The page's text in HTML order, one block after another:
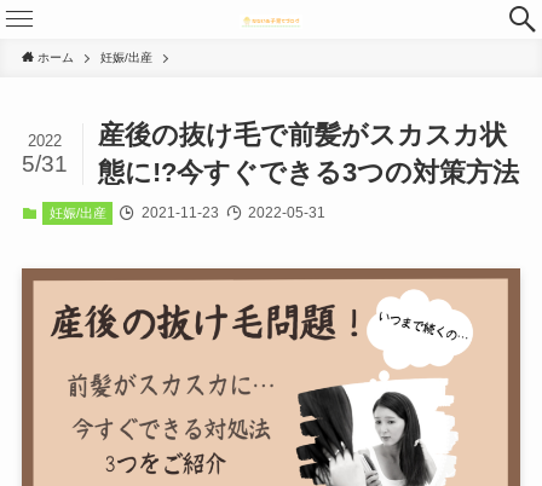
ホーム 妊娠/出産
産後の抜け毛で前髪がスカスカ状
態に!?今すぐできる3つの対策方法
2022
5/31
妊娠/出産 2021-11-23 2022-05-31